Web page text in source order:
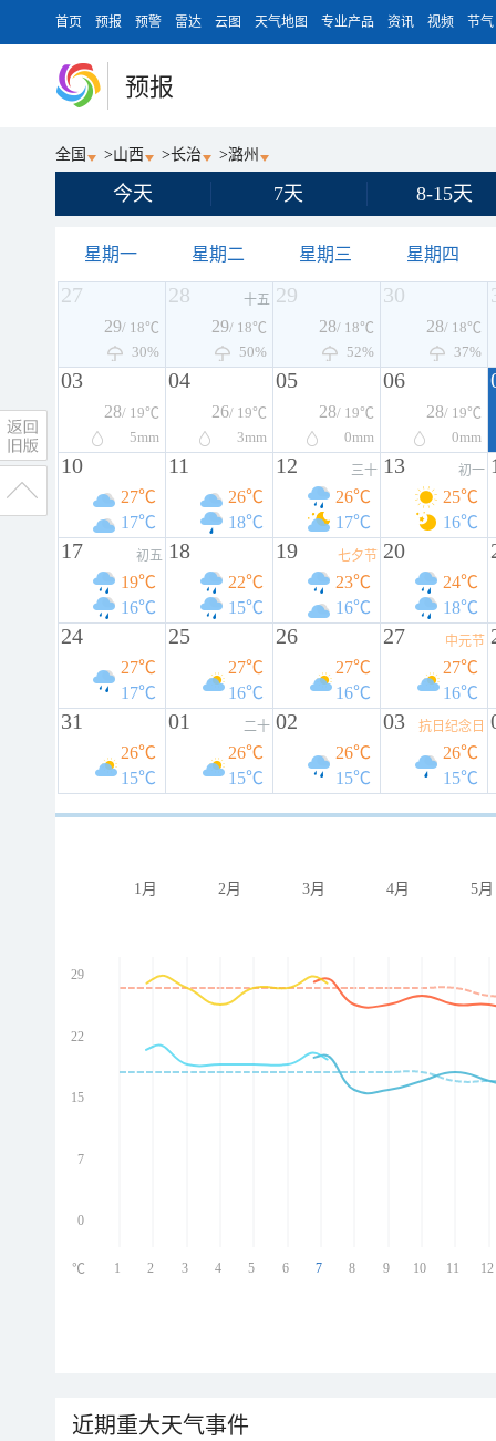
首页 预报 预警 雷达 云图 天气地图 专业产品 资讯 视频 节气
预报
全国 >山西 >长治 >潞州
今天 7天 8-15天
星期一 星期二 星期三 星期四
27
29/ 18℃
30%
28 十五
29/ 18℃
50%
29
28/ 18℃
52%
30
28/ 18℃
37%
03
28/ 19℃
5mm
04
26/ 19℃
3mm
05
28/ 19℃
0mm
06
28/ 19℃
0mm
10
27℃
17℃
11
26℃
18℃
12 三十
26℃
17℃
13 初一
25℃
16℃
17 初五
19℃
16℃
18
22℃
15℃
19 七夕节
23℃
16℃
20
24℃
18℃
24
27℃
17℃
25
27℃
16℃
26
27℃
16℃
27 中元节
27℃
16℃
31
26℃
15℃
01 二十
26℃
15℃
02
26℃
15℃
03 抗日纪念日
26℃
15℃
1月 2月 3月 4月 5月
29
22
15
7
0
1 2 3 4 5 6 7 8 9 10 11 12
℃
近期重大天气事件